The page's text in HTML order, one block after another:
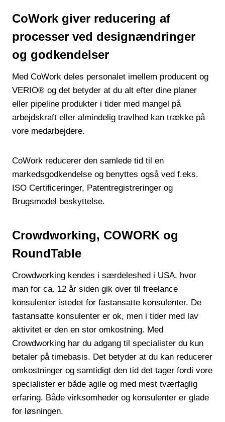
CoWork giver reducering af
processer ved designændringer
og godkendelser
Med CoWork deles personalet imellem producent og
VERIO® og det betyder at du alt efter dine planer
eller pipeline produkter i tider med mangel på
arbejdskraft eller almindelig travlhed kan trække på
vore medarbejdere.
CoWork reducerer den samlede tid til en
markedsgodkendelse og benyttes også ved f.eks.
ISO Certificeringer, Patentregistreringer og
Brugsmodel beskyttelse.
Crowdworking, COWORK og
RoundTable
Crowdworking kendes i særdeleshed i USA, hvor
man for ca. 12 år siden gik over til freelance
konsulenter istedet for fastansatte konsulenter. De
fastansatte konsulenter er ok, men i tider med lav
aktivitet er den en stor omkostning. Med
Crowdworking har du adgang til specialister du kun
betaler på timebasis. Det betyder at du kan reducerer
omkostninger og samtidigt den tid det tager fordi vore
specialister er både agile og med mest tværfaglig
erfaring. Både virksomheder og konsulenter er glade
for løsningen.